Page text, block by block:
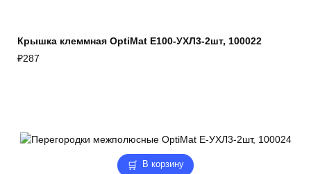
Крышка клеммная OptiMat E100-УХЛ3-2шт, 100022
₽287
В корзину